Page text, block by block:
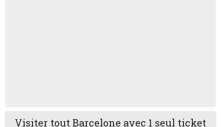
Visiter tout Barcelone avec 1 seul ticket